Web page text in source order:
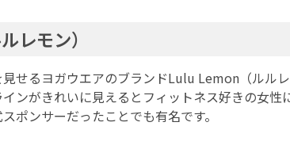
レモン）
せるヨガウエアのブランドLulu Lemon（ルル
ンがきれいに見えるとフィットネス好きの女性
ポンサーだったことでも有名です。